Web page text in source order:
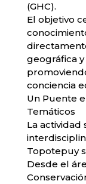
(GHC).
​El objetivo
geográfica
conciencia
​Un Puente
Temáticos
​La
Topotepuy
​Desde el